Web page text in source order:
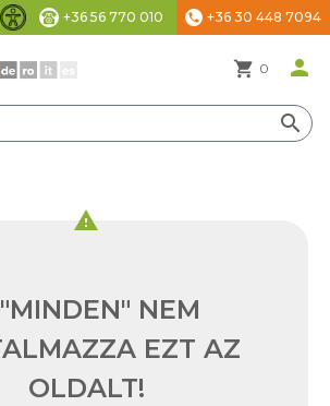
Akadálymentesítési beállítások
+36 56 770 010 phone +36 30 448 7094
shopping_cart 0 person
search
warning
NEM
EZT AZ
OLDALT!